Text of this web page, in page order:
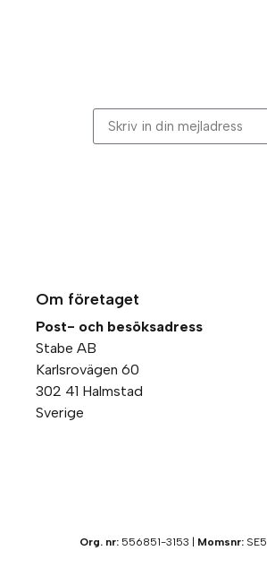
Om företaget
Post- och besöksadress
Stabe AB
Karlsrovägen 60
302 41 Halmstad
Sverige
Org. nr: 556851-3153 | Momsnr: